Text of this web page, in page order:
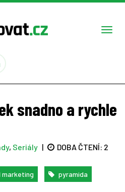
snadno a rychle
, Seriály | DOBA ČTENÍ: 2
marketing pyramida